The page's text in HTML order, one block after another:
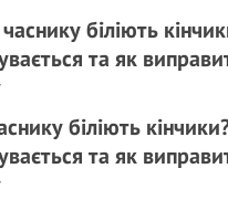
біліють
та як